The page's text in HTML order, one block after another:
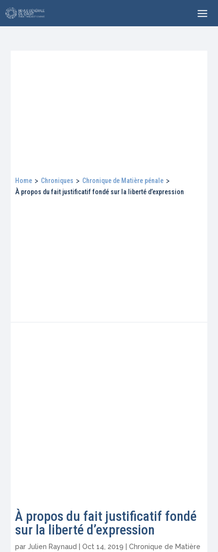
Home > Chroniques > Chronique de Matière pénale >
À propos du fait justificatif fondé sur la liberté d’expression
À propos du fait justificatif fondé
sur la liberté d’expression
parJulien Raynaud |Oct 14, 2019 |Chronique de Matière